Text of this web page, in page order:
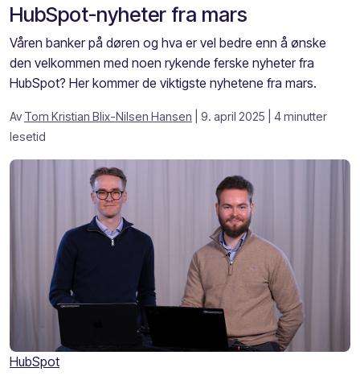
HubSpot-nyheter fra mars
Våren banker på døren og hva er vel bedre enn å ønske
den velkommen med noen rykende ferske nyheter fra
HubSpot? Her kommer de viktigste nyhetene fra mars.
Av Tom Kristian Blix-Nilsen Hansen | 9. april 2025
| 4 minutter
lesetid
HubSpot